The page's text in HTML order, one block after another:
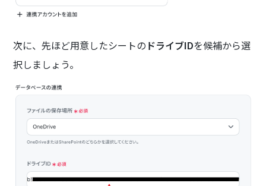
次に、先ほど用意したシートの ドライブIDを候補から選
択しましょう。